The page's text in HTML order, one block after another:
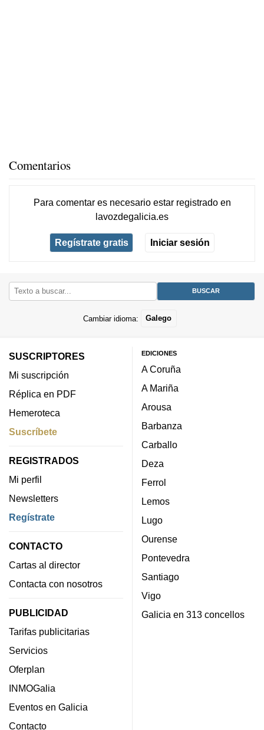
Comentarios
Para comentar es necesario estar registradoen
lavozdegalicia.es
Regístrate gratis Iniciar sesión
Cambiar idioma: Galego
SUSCRIPTORES
Mi suscripción
Réplica en PDF
Hemeroteca
Suscríbete
REGISTRADOS
Mi perfil
Newsletters
Regístrate
CONTACTO
Cartas al director
Contacta con nosotros
PUBLICIDAD
Tarifas publicitarias
Servicios
Oferplan
INMOGalia
Eventos en Galicia
Contacto
EDICIONES
A Coruña
A Mariña
Arousa
Barbanza
Carballo
Deza
Ferrol
Lemos
Lugo
Ourense
Pontevedra
Santiago
Vigo
Galicia en 313 concellos